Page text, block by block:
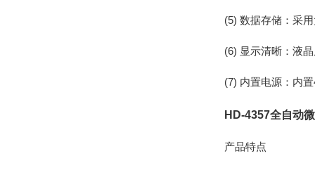
(5) 数据存储：采
(6) 显示清晰：液
(7) 内置电源：内
HD-4357全自动
产品特点